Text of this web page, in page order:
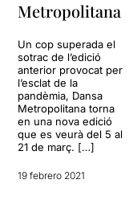
Metropolitana
Un cop superada el
sotrac de l’edició
anterior provocat per
l’esclat de la
pandèmia, Dansa
Metropolitana torna
en una nova edició
que es veurà del 5 al
21 de març. […]
19 febrero 2021